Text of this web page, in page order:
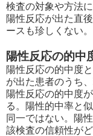
検査の対象や方法
陽性反応が出た直
ースも珍しくない。
陽性反応の的中
陽性反応の的中度
が出た患者のうち
陽性反応の的中度
る。陽性的中率と
同一ではない。陽
該検査の信頼性が